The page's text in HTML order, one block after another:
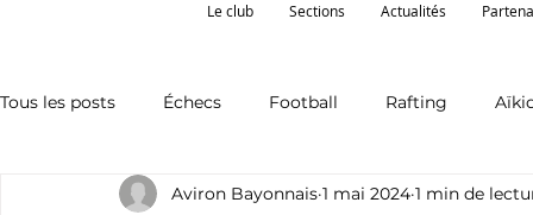
Le club Sections Actualités
Tous les posts Échecs Football Rafting
Omnisports Partenariat Pelote Pentathlon
Aviron Bayonnais 1 mai 2024 1 min de